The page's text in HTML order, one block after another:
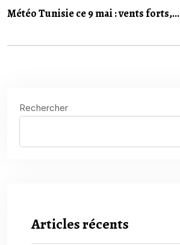
Météo Tunisie ce 9 mai : vents forts,...
Rechercher
Articles récents